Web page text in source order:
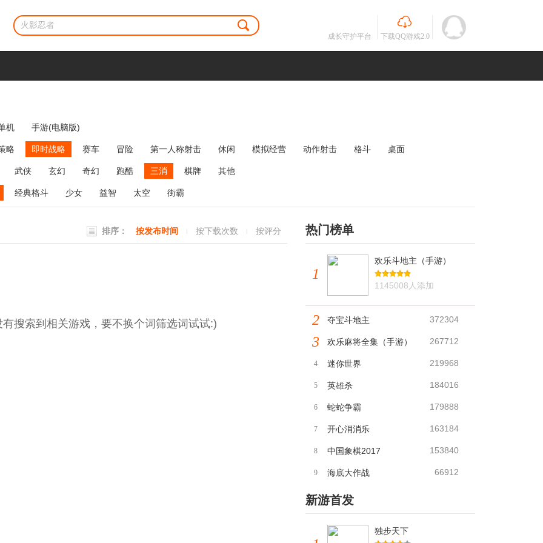
成长守护平台 下载QQ游戏2.0
机 手游(电脑版)
略 即时战略 赛车 冒险 第一人称射击 休闲 模拟经营 动作射击 格斗
桌面
牌类
麻将 网络游戏 弹幕射击 策略塔防
武侠 玄幻 奇幻 跑酷 三消 棋牌 其他
经典格斗 少女 益智 太空 街霸
排序： 按发布时间 按下载次数 按评分
搜索到相关游戏，要不换个词筛选词试试:)
热门榜单
1
欢乐斗地主（手游）
1145008人添加
2 夺宝斗地主 372304
3 欢乐麻将全集（手游） 267712
4 迷你世界 219968
5 英雄杀 184016
6 蛇蛇争霸 179888
7 开心消消乐 163184
8 中国象棋2017 153840
9 海底大作战 66912
新游首发
独步天下